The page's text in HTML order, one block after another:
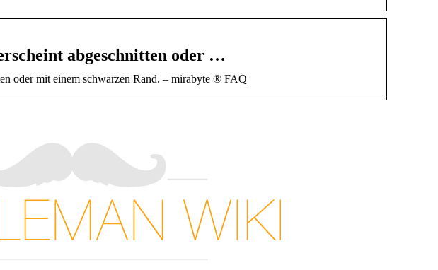
abgeschnitten oder …
oder mit einem schwarzen Rand. – mirabyte ® FAQ